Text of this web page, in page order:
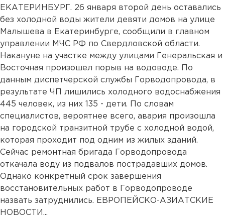
ЕКАТЕРИНБУРГ. 26 января второй день оставались
без холодной воды жители девяти домов на улице
Малышева в Екатеринбурге, сообщили в главном
управлении МЧС РФ по Свердловской области.
Накануне на участке между улицами Генеральская и
Восточная произошел порыв на водоводе. По
данным диспетчерской службы Горводопровода, в
результате ЧП лишились холодного водоснабжения
445 человек, из них 135 - дети. По словам
специалистов, вероятнее всего, авария произошла
на городской транзитной трубе с холодной водой,
которая проходит под одним из жилых зданий.
Сейчас ремонтная бригада Горводопровода
откачала воду из подвалов пострадавших домов.
Однако конкретный срок завершения
восстановительных работ в Горводопроводе
назвать затруднились. ЕВРОПЕЙСКО-АЗИАТСКИЕ
НОВОСТИ...